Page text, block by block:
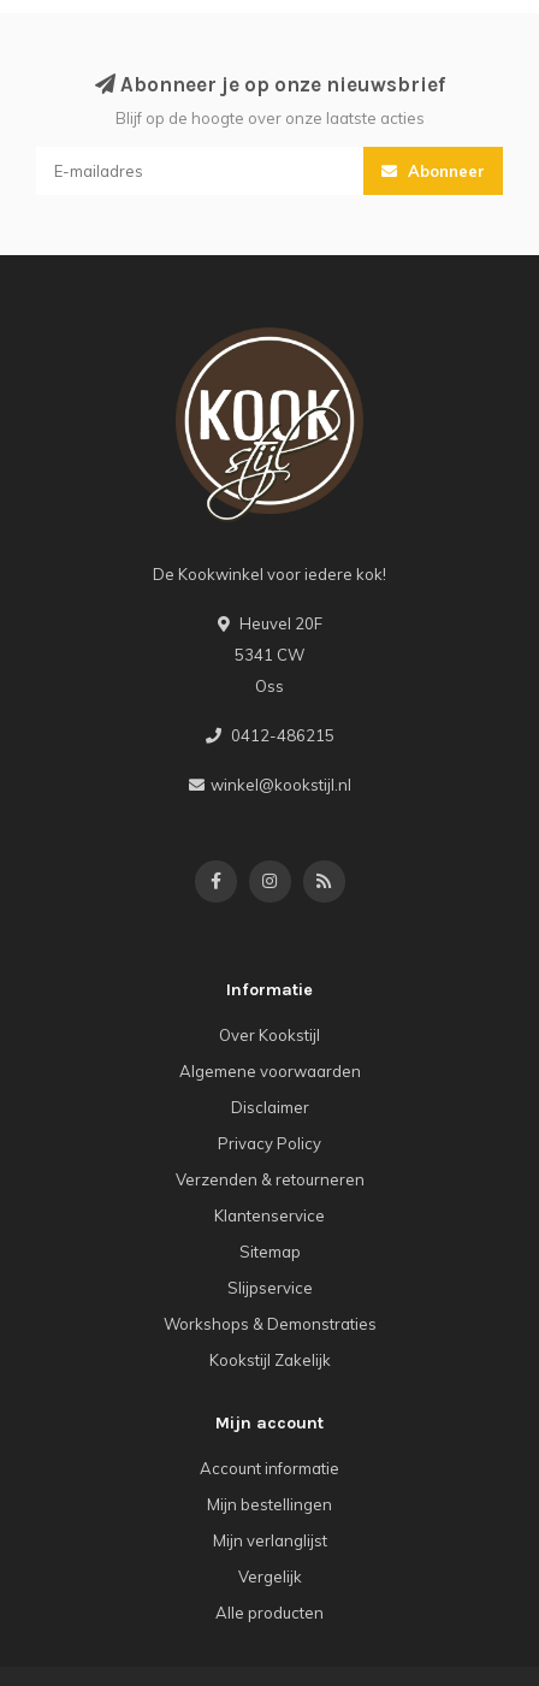
Abonneer je op onze nieuwsbrief
Blijf op de hoogte over onze laatste acties
Abonneer
De Kookwinkel voor iedere kok!
Heuvel 20F
5341 CW
Oss
0412-486215
winkel@kookstijl.nl
Informatie
Over Kookstijl
Algemene voorwaarden
Disclaimer
Privacy Policy
Verzenden & retourneren
Klantenservice
Sitemap
Slijpservice
Workshops & Demonstraties
Kookstijl Zakelijk
Mijn account
Account informatie
Mijn bestellingen
Mijn verlanglijst
Vergelijk
Alle producten